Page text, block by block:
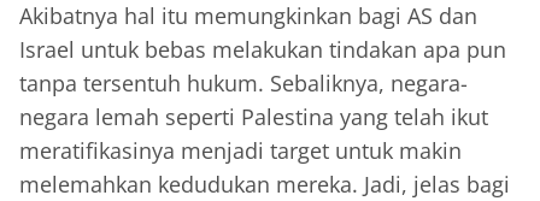
Akibatnya hal itu memungkinkan bagi AS dan
Israel untuk bebas melakukan tindakan apa pun
tanpa tersentuh hukum. Sebaliknya, negara-
negara lemah seperti Palestina yang telah ikut
meratifikasinya menjadi target untuk makin
melemahkan kedudukan mereka. Jadi, jelas bagi